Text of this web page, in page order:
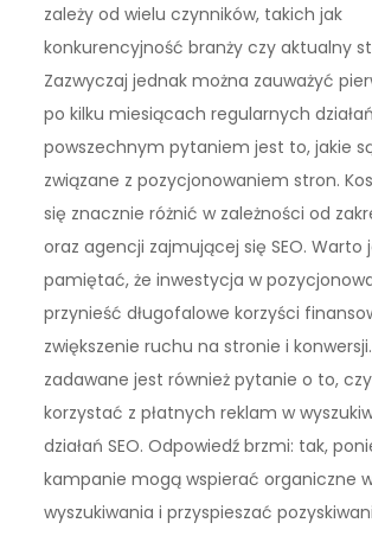
zależy od wielu czynników, takich jak
konkurencyjność branży czy aktualny
Zazwyczaj jednak można zauważyć
po kilku miesiącach regularnych
powszechnym pytaniem jest to, jakie
związane z pozycjonowaniem stron.
się znacznie różnić w zależności od
oraz agencji zajmującej się SEO. Warto
pamiętać, że inwestycja w
przynieść długofalowe korzyści
zwiększenie ruchu na stronie i
zadawane jest również pytanie o to,
korzystać z płatnych reklam w
działań SEO. Odpowiedź brzmi: tak,
kampanie mogą wspierać organiczne
wyszukiwania i przyspieszać